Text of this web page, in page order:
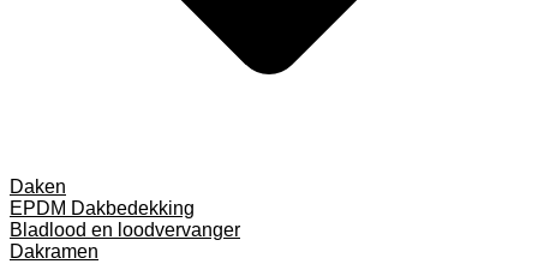
Daken
EPDM Dakbedekking
Bladlood en loodvervanger
Dakramen